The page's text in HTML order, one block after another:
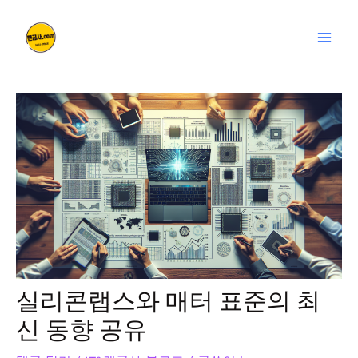
실리콘랩스와 매터 표준의 최
신 동향 공유
탐
색